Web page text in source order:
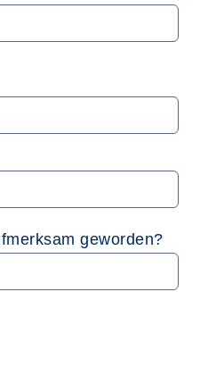
geworden?